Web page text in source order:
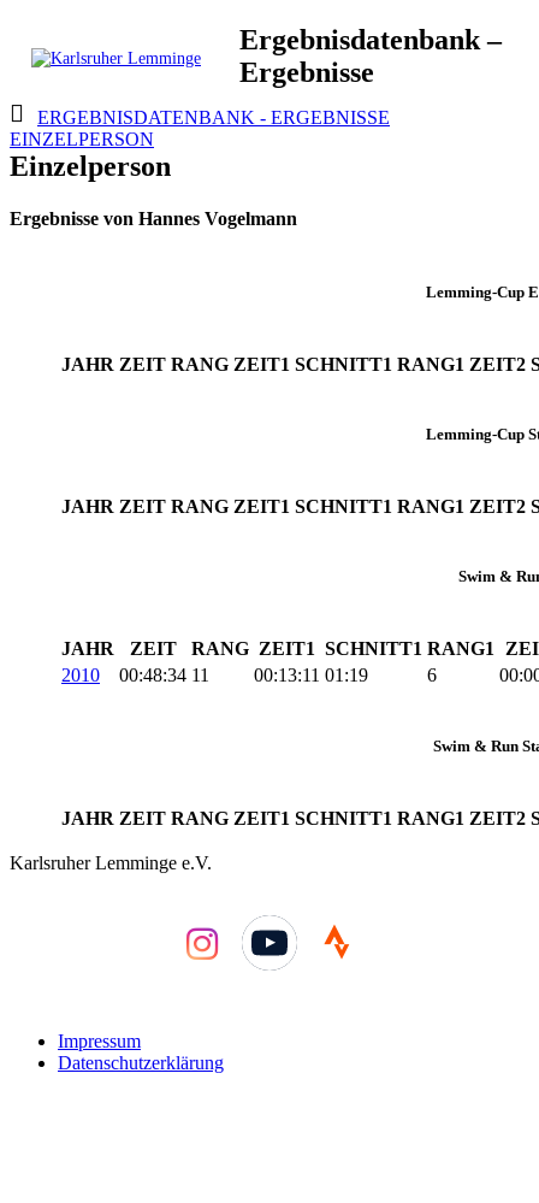
Lemminge
ERGEBNISDATENBANK - ERGEBNISSE
EINZELPERSON
Ergebnisdatenbank –
Ergebnisse
Einzelperson
Ergebnisse von Hannes Vogelmann
Lemming-Cup
JAHR ZEIT RANG ZEIT1 SCHNITT1 RANG1 ZEIT2
Lemming-Cup
JAHR ZEIT RANG ZEIT1 SCHNITT1 RANG1 ZEIT2
Swim &
JAHR ZEIT RANG ZEIT1 SCHNITT1 RANG1
2010
00:48:34 11 00:13:11 01:19 6
Swim & Run
JAHR ZEIT RANG ZEIT1 SCHNITT1 RANG1 ZEIT2
Karlsruher Lemminge e.V.
YouTube
Impressum
Datenschutzerklärung